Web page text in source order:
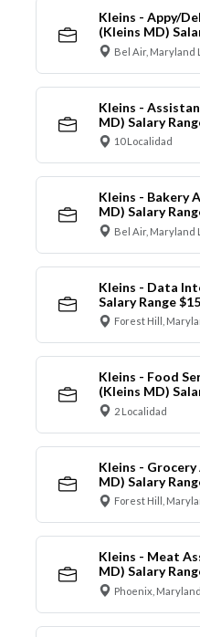
Kleins - Appy/
(Kleins MD)
Bel Air, Maryland
Kleins -
MD) Salary
10 Localidad
Kleins - Bakery
MD) Salary
Bel Air, Maryland
Kleins - Data
Salary Range
Forest Hill,
Kleins - Food
(Kleins MD)
2 Localidad
Kleins -
MD) Salary
Forest Hill,
Kleins - Meat
MD) Salary
Phoenix,